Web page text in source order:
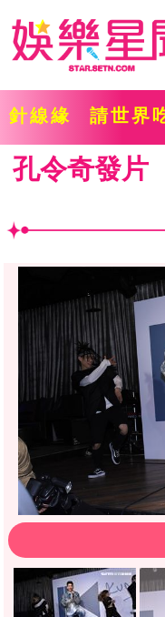
針線緣 請世界
孔令奇發片